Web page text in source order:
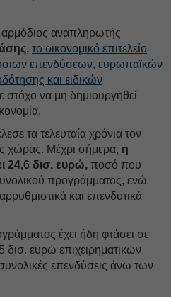
αναπληρωτής
το οικονομικό επιτελείο
επενδύσεων, ευρωπαϊκών
και ειδικών
στόχο να μη δημιουργηθεί
τα τελευταία χρόνια τον
χώρας. Μέχρι σήμερα, η
24,6 δισ. ευρώ, ποσό που
προγράμματος, ενώ
και επενδυτικά
έχει ήδη φτάσει σε
ευρώ επιχειρηματικών
επενδύσεις άνω των